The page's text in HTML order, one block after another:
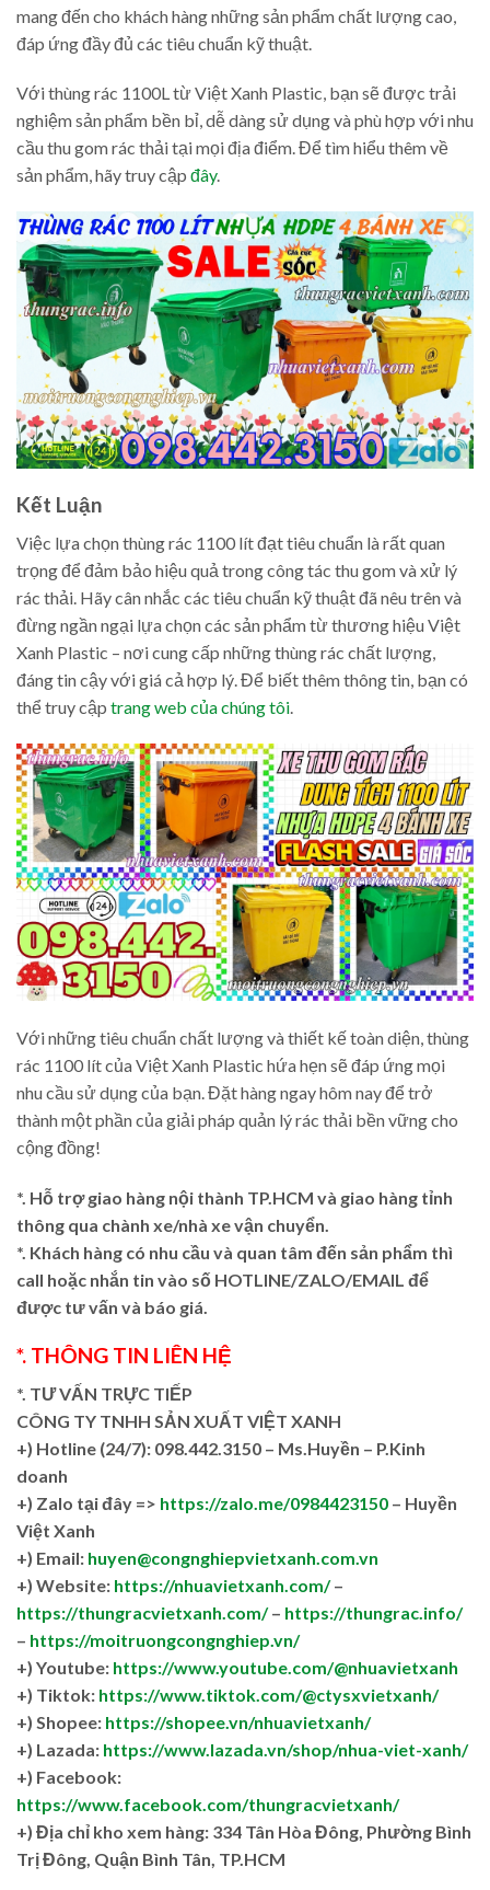
mang đến cho khách hàng những sản phẩm chất lượng cao,
đáp ứng đầy đủ các tiêu chuẩn kỹ thuật.
Với thùng rác 1100L từ Việt Xanh Plastic, bạn sẽ được trải
nghiệm sản phẩm bền bỉ, dễ dàng sử dụng và phù hợp với nhu
cầu thu gom rác thải tại mọi địa điểm. Để tìm hiểu thêm về
sản phẩm, hãy truy cập đây.
Kết Luận
Việc lựa chọn thùng rác 1100 lít đạt tiêu chuẩn là rất quan
trọng để đảm bảo hiệu quả trong công tác thu gom và xử lý
rác thải. Hãy cân nhắc các tiêu chuẩn kỹ thuật đã nêu trên và
đừng ngần ngại lựa chọn các sản phẩm từ thương hiệu Việt
Xanh Plastic – nơi cung cấp những thùng rác chất lượng,
đáng tin cậy với giá cả hợp lý. Để biết thêm thông tin, bạn có
thể truy cập trang web của chúng tôi.
Với những tiêu chuẩn chất lượng và thiết kế toàn diện, thùng
rác 1100 lít của Việt Xanh Plastic hứa hẹn sẽ đáp ứng mọi
nhu cầu sử dụng của bạn. Đặt hàng ngay hôm nay để trở
thành một phần của giải pháp quản lý rác thải bền vững cho
cộng đồng!
*. Hỗ trợ giao hàng nội thành TP.HCM và giao hàng tỉnh
thông qua chành xe/nhà xe vận chuyển.
*. Khách hàng có nhu cầu và quan tâm đến sản phẩm thì
call hoặc nhắn tin vào số HOTLINE/ZALO/EMAIL để
được tư vấn và báo giá.
*. THÔNG TIN LIÊN HỆ
*. TƯ VẤN TRỰC TIẾP
CÔNG TY TNHH SẢN XUẤT VIỆT XANH
+) Hotline (24/7): 098.442.3150 – Ms.Huyền – P.Kinh
doanh
+) Zalo tại đây => https://zalo.me/0984423150 – Huyền
Việt Xanh
+) Email: huyen@congnghiepvietxanh.com.vn
+) Website: https://nhuavietxanh.com/–
https://thungracvietxanh.com/– https://thungrac.info/
– https://moitruongcongnghiep.vn/
+) Youtube: https://www.youtube.com/@nhuavietxanh
+) Tiktok: https://www.tiktok.com/@ctysxvietxanh/
+) Shopee: https://shopee.vn/nhuavietxanh/
+) Lazada: https://www.lazada.vn/shop/nhua-viet-xanh/
+) Facebook:
https://www.facebook.com/thungracvietxanh/
+) Địa chỉ kho xem hàng: 334 Tân Hòa Đông, Phường Bình
Trị Đông, Quận Bình Tân, TP.HCM